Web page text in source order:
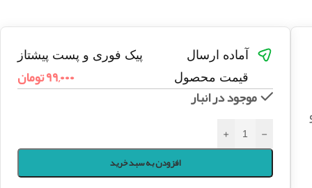
آماده ارسال
پیک فوری و پست پیشتاز
قیمت محصول
۹۹,۰۰۰تومان
موجود در انبار
-
+
افزودن به سبد خرید